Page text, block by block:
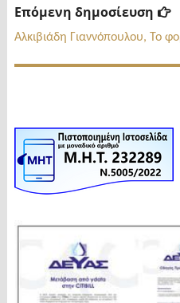
Επόμενη δημοσίευση
Αλκιβιάδη Γιαννόπουλου, Το